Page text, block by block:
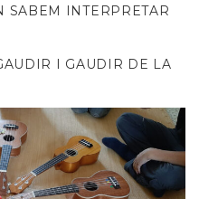
SABEM INTERPRETAR
I GAUDIR DE LA